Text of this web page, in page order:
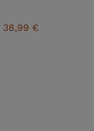
38,99 €